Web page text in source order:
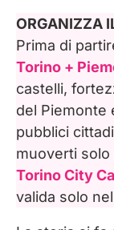
ORGANIZZA
Prima di
Torino +
castelli,
del Piemonte
pubblici
muoverti
Torino City
valida solo